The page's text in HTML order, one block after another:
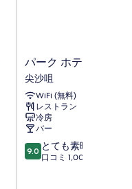
パ
ー
ク
ホ
テ
ル
香
港
尖
パーク ホテル香港
尖沙咀
WiFi (無料)
レストラン
冷房
バー
10
段
9.0 とても素晴らしい
口コミ 1,003 件